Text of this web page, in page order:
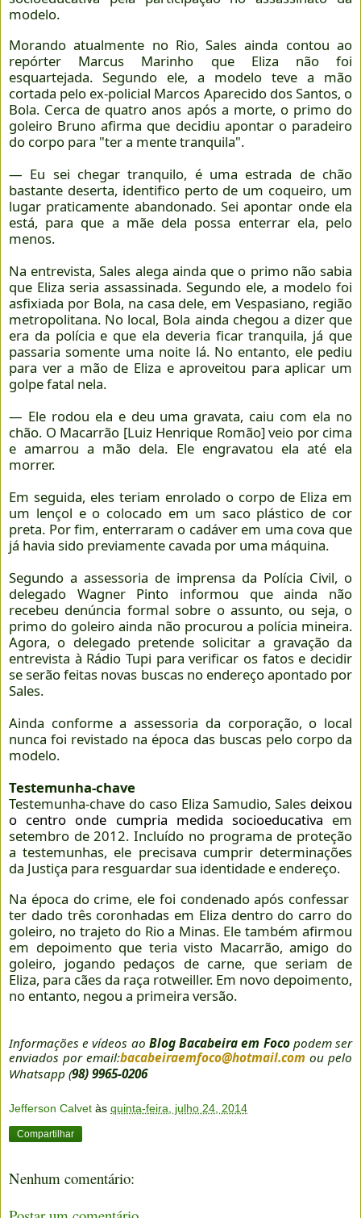
modelo.
Morando atualmente no Rio, Sales ainda contou ao
repórter Marcus Marinho que Eliza não foi
esquartejada. Segundo ele, a modelo teve a mão
cortada pelo ex-policial Marcos Aparecido dos Santos, o
Bola. Cerca de quatro anos após a morte, o primo do
goleiro Bruno afirma que decidiu apontar o paradeiro
do corpo para "ter a mente tranquila".
— Eu sei chegar tranquilo, é uma estrada de chão
bastante deserta, identifico perto de um coqueiro, um
lugar praticamente abandonado. Sei apontar onde ela
está, para que a mãe dela possa enterrar ela, pelo
menos.
Na entrevista, Sales alega ainda que o primo não sabia
que Eliza seria assassinada. Segundo ele, a modelo foi
asfixiada por Bola, na casa dele, em Vespasiano, região
metropolitana. No local, Bola ainda chegou a dizer que
era da polícia e que ela deveria ficar tranquila, já que
passaria somente uma noite lá. No entanto, ele pediu
para ver a mão de Eliza e aproveitou para aplicar um
golpe fatal nela.
— Ele rodou ela e deu uma gravata, caiu com ela no
chão. O Macarrão [Luiz Henrique Romão] veio por cima
e amarrou a mão dela. Ele engravatou ela até ela
morrer.
Em seguida, eles teriam enrolado o corpo de Eliza em
um lençol e o colocado em um saco plástico de cor
preta. Por fim, enterraram o cadáver em uma cova que
já havia sido previamente cavada por uma máquina.
Segundo a assessoria de imprensa da Polícia Civil, o
delegado Wagner Pinto informou que ainda não
recebeu denúncia formal sobre o assunto, ou seja, o
primo do goleiro ainda não procurou a polícia mineira.
Agora, o delegado pretende solicitar a gravação da
entrevista à Rádio Tupi para verificar os fatos e decidir
se serão feitas novas buscas no endereço apontado por
Sales.
Ainda conforme a assessoria da corporação, o local
nunca foi revistado na época das buscas pelo corpo da
modelo.
Testemunha-chave
Testemunha-chave do caso Eliza Samudio, Sales deixou
o centro onde cumpria medida socioeducativa em
setembro de 2012. Incluído no programa de proteção
a testemunhas, ele precisava cumprir determinações
da Justiça para resguardar sua identidade e endereço.
Na época do crime, ele foi condenado após confessar
ter dado três coronhadas em Eliza dentro do carro do
goleiro, no trajeto do Rio a Minas. Ele também afirmou
em depoimento que teria visto Macarrão, amigo do
goleiro, jogando pedaços de carne, que seriam de
Eliza, para cães da raça rotweiller. Em novo depoimento,
no entanto, negou a primeira versão.
Informações e vídeos ao Blog Bacabeira em Focopodem ser
enviados por email:bacabeiraemfoco@hotmail.com ou pelo
Whatsapp (98) 9965-0206
Jefferson Calvet às quinta-feira, julho 24, 2014
Compartilhar
Nenhum comentário: